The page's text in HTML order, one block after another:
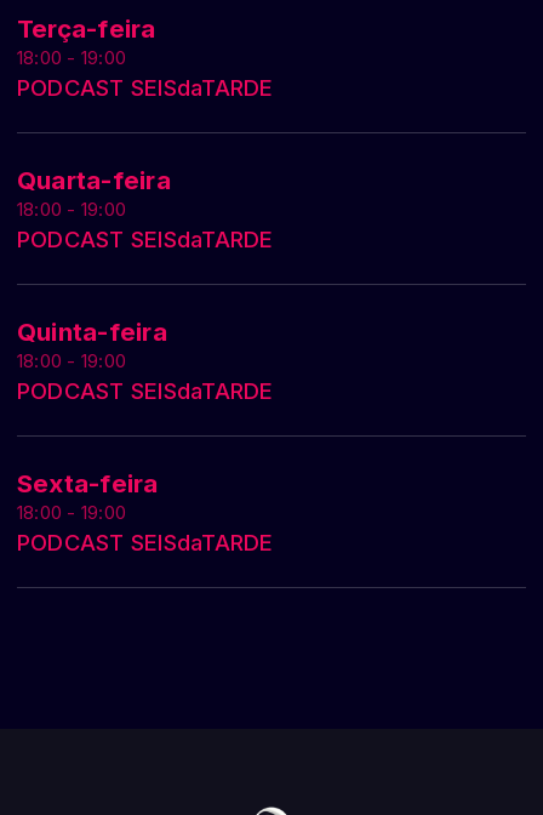
Terça-feira
18:00 - 19:00
PODCAST SEISdaTARDE
Quarta-feira
18:00 - 19:00
PODCAST SEISdaTARDE
Quinta-feira
18:00 - 19:00
PODCAST SEISdaTARDE
Sexta-feira
18:00 - 19:00
PODCAST SEISdaTARDE